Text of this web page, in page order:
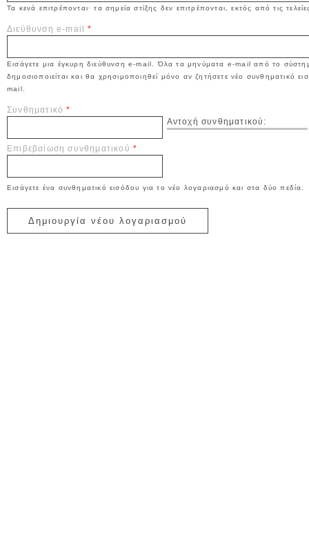
Τα κενά επιτρέπονται· τα σημεία στίξης δεν επιτρέπονται, εκτός από τις
Διεύθυνση e-mail*
Εισάγετε μια έγκυρη διεύθυνση e-mail. Όλα τα μηνύματα e-mail από το
δημοσιοποιείται και θα χρησιμοποιηθεί μόνο αν ζητήσετε νέο συνθηματικό
mail.
Αντοχή συνθηματικού:
Συνθηματικό*
Επιβεβαίωση συνθηματικού *
Εισάγετε ένα συνθηματικό εισόδου για το νέο λογαριασμό και στα δύο πεδία.